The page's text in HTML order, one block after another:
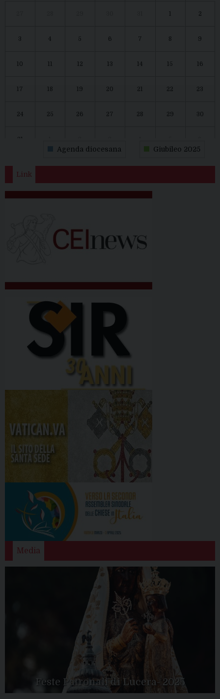
1 2
3 4 5 6 7 8 9
10 11 12 13 14 15 16
17 18 19 20 21 22 23
24 25 26 27 28 29 30
31
Agenda diocesana Giubileo 2025
Link
Media
Feste Patronali di Lucera- 2025